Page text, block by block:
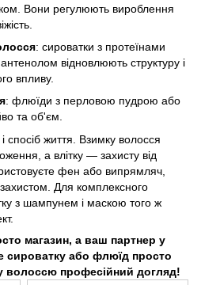
Вони регулюють вироблення
: сироватки з протеїнами
відновлюють структуру і
впливу.
: флюїди з перловою пудрою або
та об'єм.
спосіб життя. Взимку волосся
а влітку — захисту від
фен або випрямляч,
Для комплексного
з шампунем і маскою того ж
магазин, а ваш партнер у
сироватку або флюїд просто
волоссю професійний догляд!